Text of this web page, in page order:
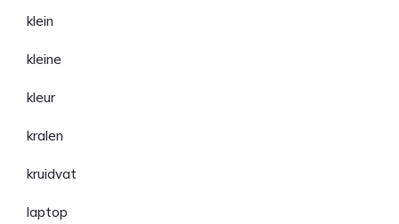
klein
kleine
kleur
kralen
kruidvat
laptop